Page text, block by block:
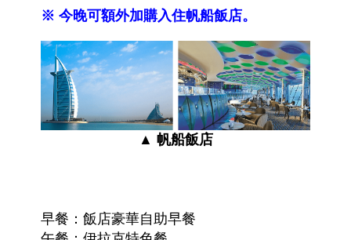
※ 今晚可額外加購入住帆船飯店。
▲ 帆船飯店
早餐：飯店豪華自助早餐